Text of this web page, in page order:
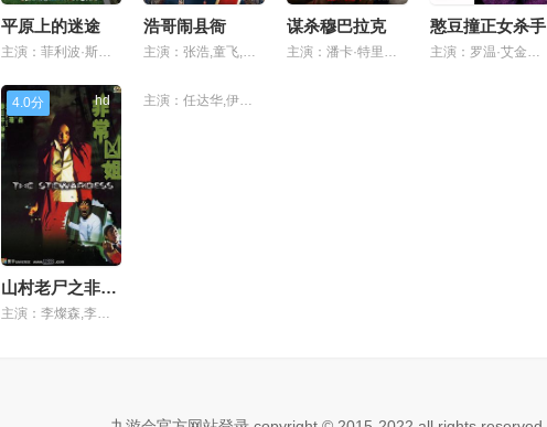
平原上的迷途
主演：菲利波·斯科蒂
浩哥闹县衙 谋杀穆巴拉克 憨豆撞正女杀手
4.0分 hd
山村老尸之非常凶姐
主演：李燦森,李珊珊,黎耀祥,春日井静奈,林雪,陈惠敏,袁婉雯,方思莲